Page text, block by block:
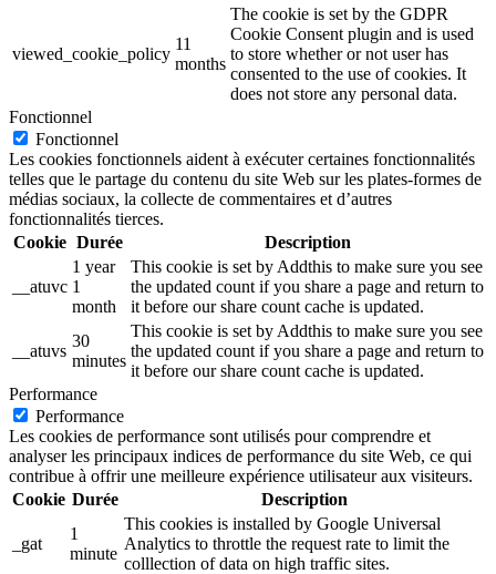
viewed_cookie_policy
11
months
The cookie is set by the GDPR
Cookie Consent plugin and is used
to store whether or not user has
consented to the use of cookies. It
does not store any personal data.
Fonctionnel
Fonctionnel
Les cookies fonctionnels aident à exécuter certaines fonctionnalités
telles que le partage du contenu du site Web sur les plates-formes de
médias sociaux, la collecte de commentaires et d’autres
fonctionnalités tierces.
Cookie Durée Description
__atuvc
1 year
1
month
This cookie is set by Addthis to make sure you see
the updated count if you share a page and return to
it before our share count cache is updated.
__atuvs
30
minutes
This cookie is set by Addthis to make sure you see
the updated count if you share a page and return to
it before our share count cache is updated.
Performance
Performance
Les cookies de performance sont utilisés pour comprendre et
analyser les principaux indices de performance du site Web, ce qui
contribue à offrir une meilleure expérience utilisateur aux visiteurs.
Cookie Durée Description
_gat
1
minute
This cookies is installed by Google Universal
Analytics to throttle the request rate to limit the
colllection of data on high traffic sites.